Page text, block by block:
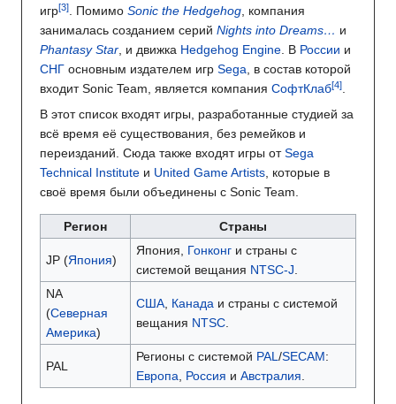
игр
. Помимо Sonic the Hedgehog , компания
занималась созданием серий Nights into Dreams… и
Phantasy Star , и движка Hedgehog Engine . В России и
СНГ основным издателем игр Sega , в состав которой
входит Sonic Team, является компания СофтКлаб
В этот список входят игры, разработанные студией за
всё время её существования, без ремейков и
переизданий. Сюда также входят игры отSega
Technical Institute и United Game Artists , которые в
своё время были объединены с Sonic Team.
Регион Страны
JP (Япония)
Япония, Гонконги страны с
системой вещания NTSC-J
NA
(Северная
Америка)
США, Канада и страны с системой
вещания NTSC.
PAL
Регионы с системой PAL /SECAM:
Европа
Россия и Австралия